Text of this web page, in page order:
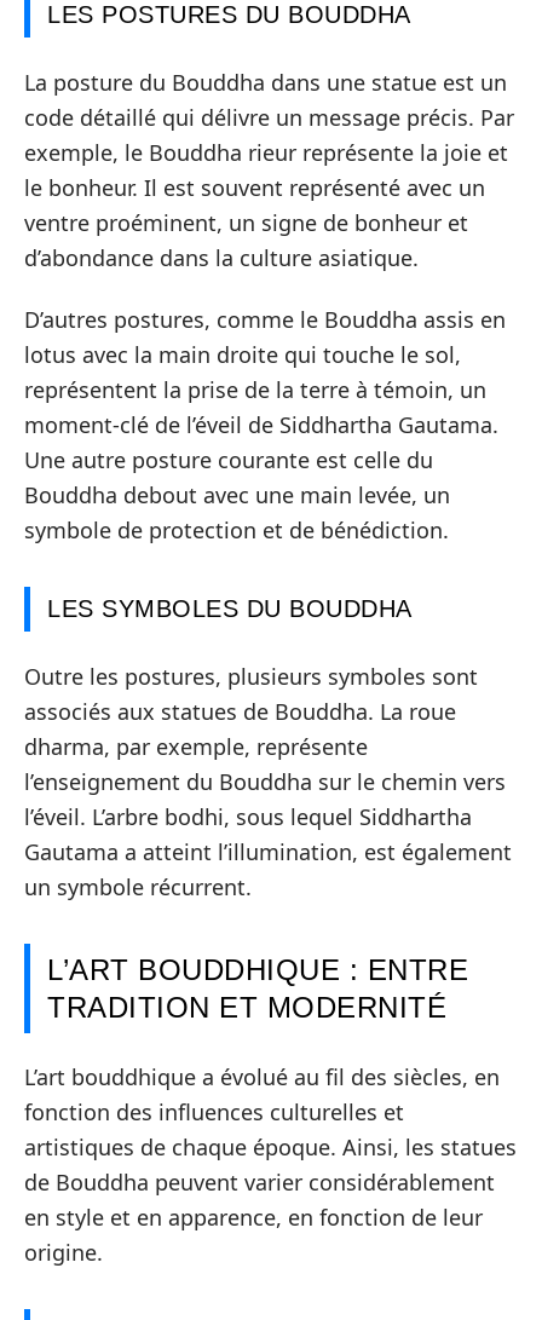
LES POSTURES DU BOUDDHA
La posture du Bouddha dans une statue est un
code détaillé qui délivre un message précis. Par
exemple, le Bouddha rieur représente la joie et
le bonheur. Il est souvent représenté avec un
ventre proéminent, un signe de bonheur et
d’abondance dans la culture asiatique.
D’autres postures, comme le Bouddha assis en
lotus avec la main droite qui touche le sol,
représentent la prise de la terre à témoin, un
moment-clé de l’éveil de Siddhartha Gautama.
Une autre posture courante est celle du
Bouddha debout avec une main levée, un
symbole de protection et de bénédiction.
LES SYMBOLES DU BOUDDHA
Outre les postures, plusieurs symboles sont
associés aux statues de Bouddha. La roue
dharma, par exemple, représente
l’enseignement du Bouddha sur le chemin vers
l’éveil. L’arbre bodhi, sous lequel Siddhartha
Gautama a atteint l’illumination, est également
un symbole récurrent.
L’ART BOUDDHIQUE : ENTRE
TRADITION ET MODERNITÉ
L’art bouddhique a évolué au fil des siècles, en
fonction des influences culturelles et
artistiques de chaque époque. Ainsi, les statues
de Bouddha peuvent varier considérablement
en style et en apparence, en fonction de leur
origine.